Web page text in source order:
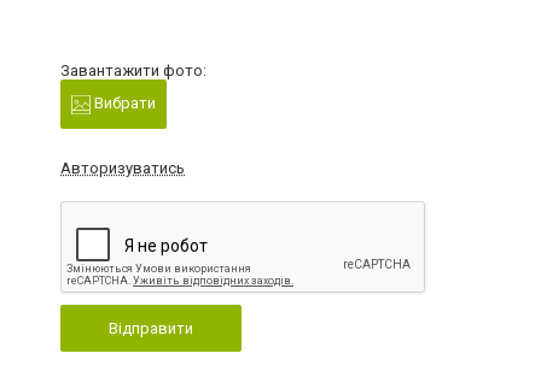
Завантажити фото:
Вибрати
Авторизуватись
Відправити